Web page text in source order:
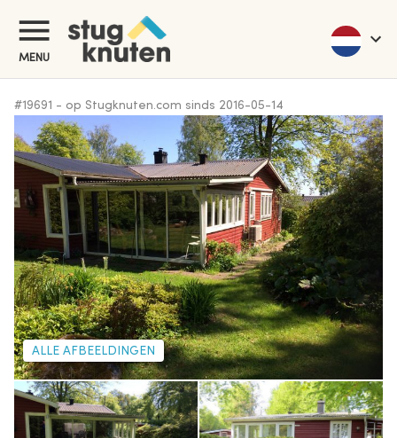
MENU
#19691 - op Stugknuten.com sinds 2016-05-14
ALLE AFBEELDINGEN